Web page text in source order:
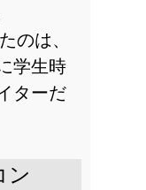
のは、
学生時
ターだ
ン